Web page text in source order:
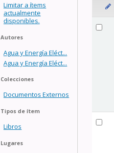
Limitar a ítems
actualmente
disponibles.
Autores
Agua y Energía Eléct...
Agua y Energía Eléct...
Colecciones
Documentos Externos
Tipos de ítem
Libros
Lugares